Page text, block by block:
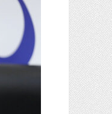
بورس
مسکن
و
شهری
نفت،
گاز
و
پتروشیمی